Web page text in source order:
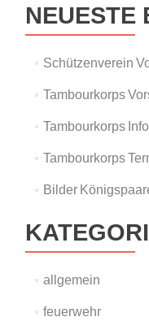
NEUESTE
Schützenverein
Tambourkorps
Tambourkorps Info
Tambourkorps
Bilder
allgemein
feuerwehr